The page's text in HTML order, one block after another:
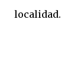
localidad.